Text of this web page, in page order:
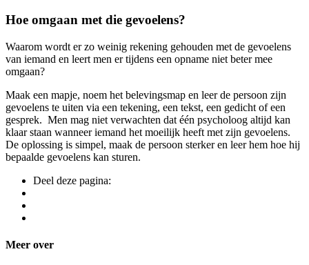
Hoe omgaan met die gevoelens?
Waarom wordt er zo weinig rekening gehouden met de gevoelens
van iemand en leert men er tijdens een opname niet beter mee
omgaan?
Maak een mapje, noem het belevingsmap en leer de persoon zijn
gevoelens te uiten via een tekening, een tekst, een gedicht of een
gesprek. Men mag niet verwachten dat één psycholoog altijd kan
klaar staan wanneer iemand het moeilijk heeft met zijn gevoelens.
De oplossing is simpel, maak de persoon sterker en leer hem hoe hij
bepaalde gevoelens kan sturen.
Deel deze pagina:
Meer over